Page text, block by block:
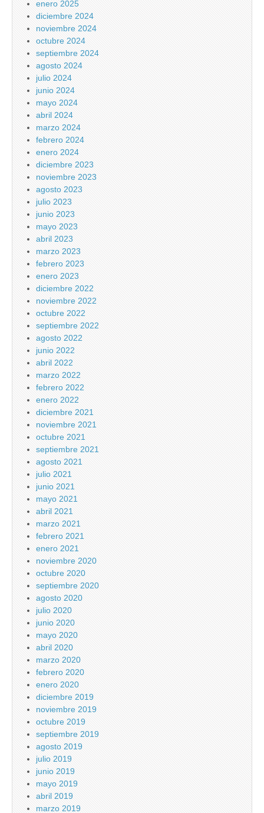
enero 2025
diciembre 2024
noviembre 2024
octubre 2024
septiembre 2024
agosto 2024
julio 2024
junio 2024
mayo 2024
abril 2024
marzo 2024
febrero 2024
enero 2024
diciembre 2023
noviembre 2023
agosto 2023
julio 2023
junio 2023
mayo 2023
abril 2023
marzo 2023
febrero 2023
enero 2023
diciembre 2022
noviembre 2022
octubre 2022
septiembre 2022
agosto 2022
junio 2022
abril 2022
marzo 2022
febrero 2022
enero 2022
diciembre 2021
noviembre 2021
octubre 2021
septiembre 2021
agosto 2021
julio 2021
junio 2021
mayo 2021
abril 2021
marzo 2021
febrero 2021
enero 2021
noviembre 2020
octubre 2020
septiembre 2020
agosto 2020
julio 2020
junio 2020
mayo 2020
abril 2020
marzo 2020
febrero 2020
enero 2020
diciembre 2019
noviembre 2019
octubre 2019
septiembre 2019
agosto 2019
julio 2019
junio 2019
mayo 2019
abril 2019
marzo 2019